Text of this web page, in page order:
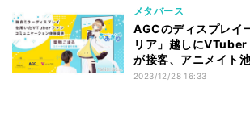
メタバース
AGCのディスプレイ
リア」越しに
が接客、アニメイト
2023/12/28 16:33